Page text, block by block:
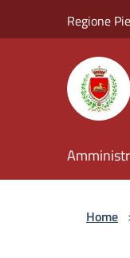
Regione
Home